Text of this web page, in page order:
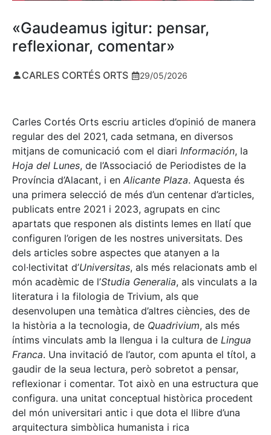
«Gaudeamus igitur: pensar,
reflexionar, comentar»
CARLES CORTÉS ORTS 29/05/2026
Carles Cortés Orts escriu articles d’opinió de manera
regular des del 2021, cada setmana, en diversos
mitjans de comunicació com el diari Información, la
Hoja del Lunes, de l’Associació de Periodistes de la
Província d’Alacant, i en Alicante Plaza. Aquesta és
una primera selecció de més d’un centenar d’articles,
publicats entre 2021 i 2023, agrupats en cinc
apartats que responen als distints lemes en llatí que
configuren l’origen de les nostres universitats. Des
dels articles sobre aspectes que atanyen a la
col·lectivitat d’Universitas, als més relacionats amb el
món acadèmic de l’Studia Generalia, als vinculats a la
literatura i la filologia de Trivium, als que
desenvolupen una temàtica d’altres ciències, des de
la història a la tecnologia, de Quadrivium, als més
íntims vinculats amb la llengua i la cultura de Lingua
Franca. Una invitació de l’autor, com apunta el títol, a
gaudir de la seua lectura, però sobretot a pensar,
reflexionar i comentar. Tot això en una estructura que
configura. una unitat conceptual històrica procedent
del món universitari antic i que dota el llibre d’una
arquitectura simbòlica humanista i rica